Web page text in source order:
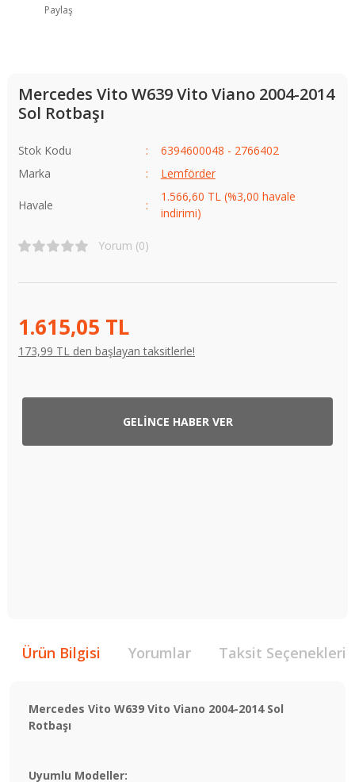
Paylaş
Mercedes Vito W639 Vito Viano 2004-2014
Sol Rotbaşı
Stok Kodu
6394600048 - 2766402
Marka
Lemförder
Havale
1.566,60 TL (%3,00 havale
indirimi)
Yorum (0)
1.615,05 TL
173,99 TL den başlayan taksitlerle!
GELİNCE HABER VER
Ürün Bilgisi Yorumlar Taksit Seçenekleri
Mercedes Vito W639 Vito Viano 2004-2014 Sol
Rotbaşı
Uyumlu Modeller: